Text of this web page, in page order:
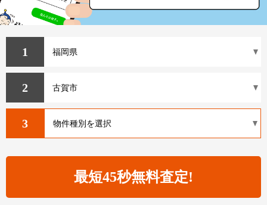
1
2
3